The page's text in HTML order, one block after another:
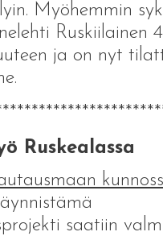
Myöhemmin
Ruskiilainen
ja on nyt
Ruskealassa
saatiin